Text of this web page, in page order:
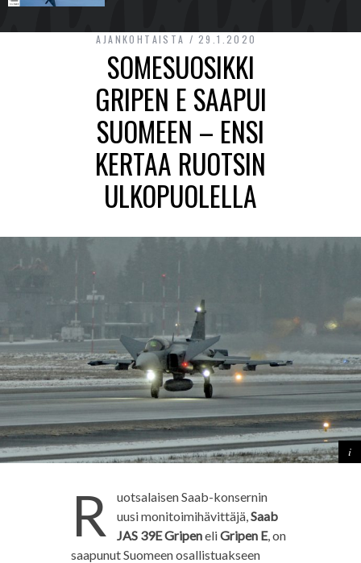
AJANKOHTAISTA 29.1.2020
SOMESUOSIKKI
GRIPEN E SAAPUI
SUOMEEN – ENSI
KERTAA RUOTSIN
ULKOPUOLELLA
R
uotsalaisen Saab-konsernin
uusi monitoimihävittäjä, Saab
JAS 39E GripeneliGripen E, on
saapunut Suomeen osallistuakseen